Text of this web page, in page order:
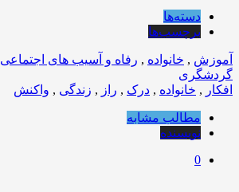
دسته‌ها
برچسب‌ها
آموزش , خانواده , رفاه و آسیب های اجتماعی
گردشگری
افکار , خانواده , درک , راز , زندگی , واکنش
مطالب مشابه
نویسنده
0